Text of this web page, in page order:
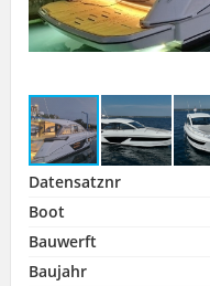
Datensatznr
Boot
Bauwerft
Baujahr